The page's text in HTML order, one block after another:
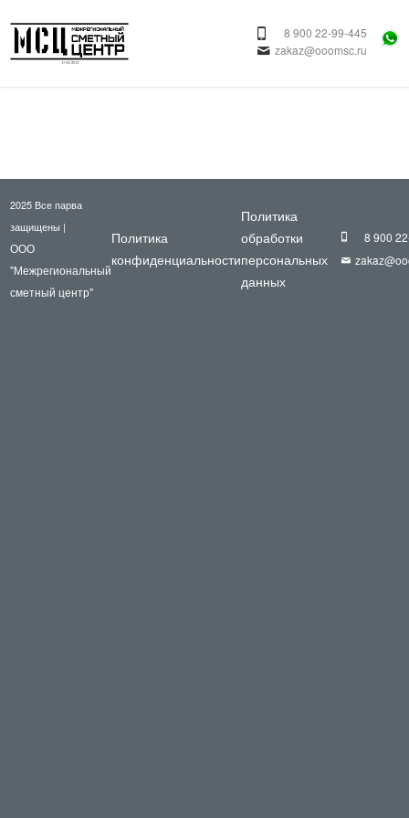
8 900 22-99-445
zakaz@ooomsc.ru
2025 Все парва
защищены |
ООО
"Межрегиональный
сметный центр"
Политика
конфиденциальности
Политика
обработки
персональных
данных
8 900